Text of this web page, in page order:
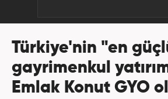
Türkiye'nin "en
gayrimenkul
Emlak Konut GYO